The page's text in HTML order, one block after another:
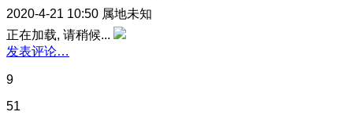
2020-4-21 10:50 属地未知
正在加载, 请稍候...
发表评论…
9
51